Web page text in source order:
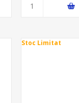
Stoc Limitat